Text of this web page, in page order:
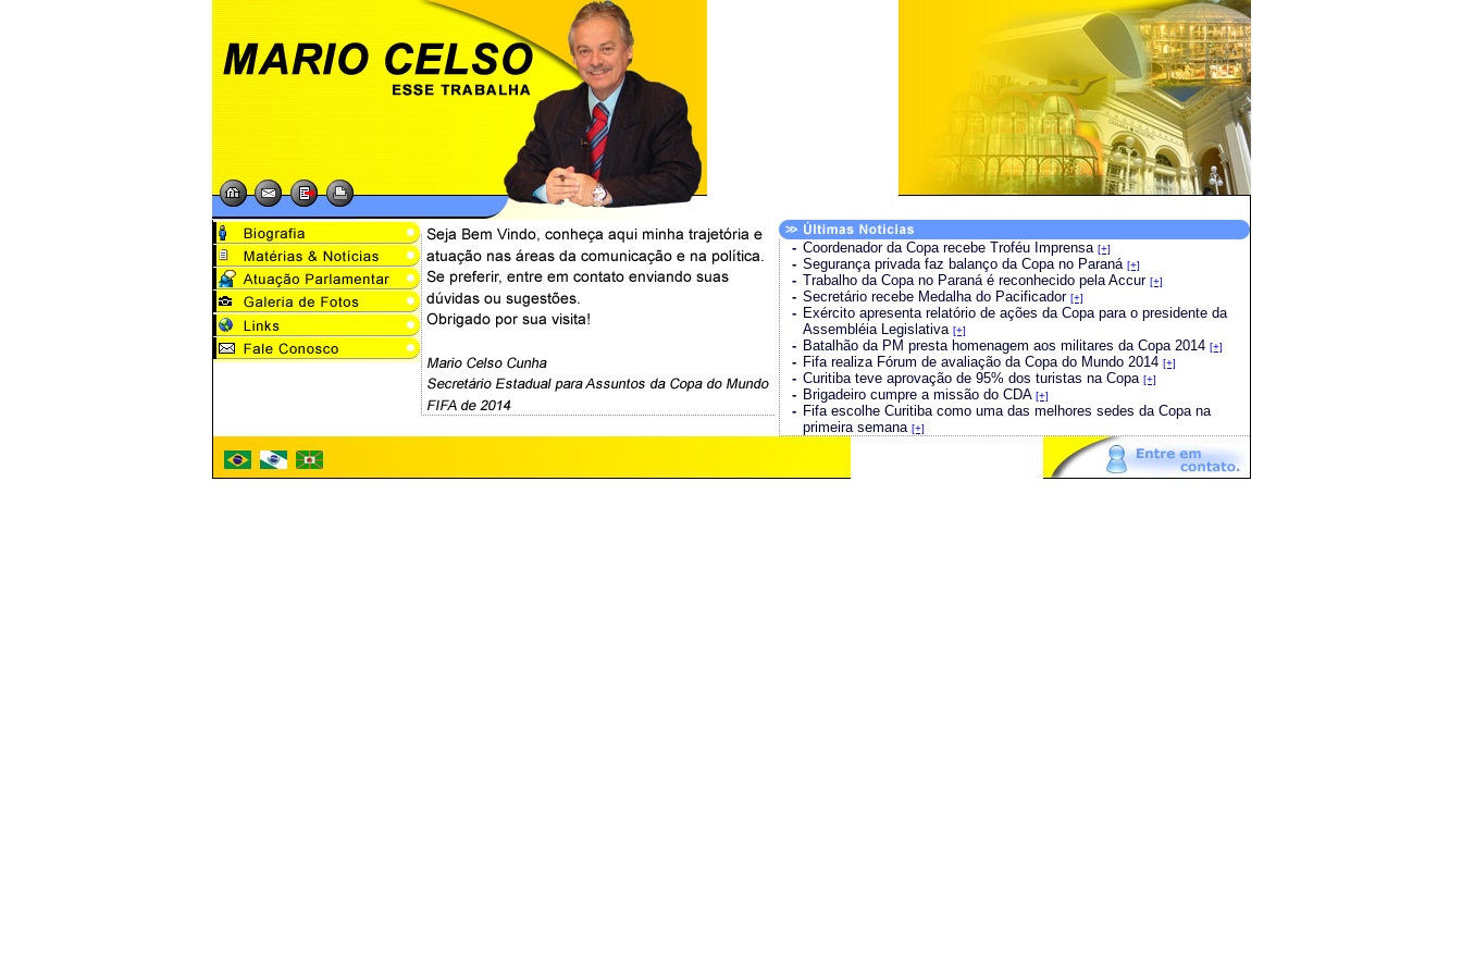
- Coordenador da Copa recebe Troféu Imprensa [+]
- Segurança privada faz balanço da Copa no Paraná [+]
- Trabalho da Copa no Paraná é reconhecido pela Accur [+]
- Secretário recebe Medalha do Pacificador [+]
- Exército apresenta relatório de ações da Copa para o presidente da
Assembléia Legislativa [+]
- Batalhão da PM presta homenagem aos militares da Copa 2014 [+]
- Fifa realiza Fórum de avaliação da Copa do Mundo 2014 [+]
- Curitiba teve aprovação de 95% dos turistas na Copa [+]
- Brigadeiro cumpre a missão do CDA [+]
- Fifa escolhe Curitiba como uma das melhores sedes da Copa na
primeira semana [+]